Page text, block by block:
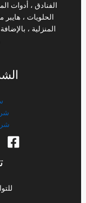
الفنادق ، أدوات
الحلويات ،
المنزلية ،